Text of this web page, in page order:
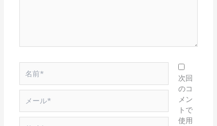
前
*
ー
ル
次回
のコ
メン
トで
使用